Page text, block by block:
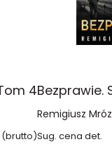
4
(brutto)
Remigiusz Mróz
Sug. cena det.